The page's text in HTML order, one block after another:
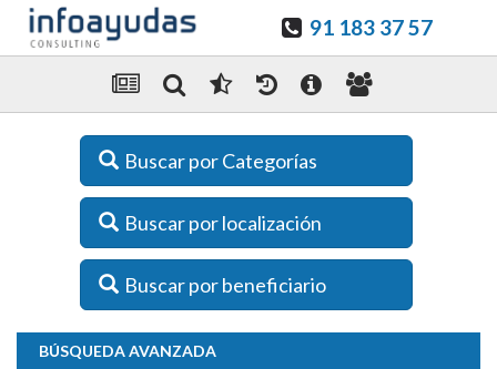
91 183 37 57
Buscar por Categorías
Buscar por localización
Buscar por beneficiario
BÚSQUEDA AVANZADA